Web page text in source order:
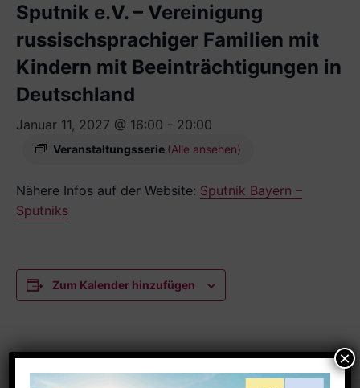
Sputnik e.V. – Vereinigung
russischsprachiger Familien mit
Kindern mit Beeinträchtigungen in
Deutschland
Januar 11, 2027 @ 16:00 - 20:00
Veranstaltungsserie (Alle ansehen)
Nähere Infos auf der Website: Sputnik Bayern –
Sputniks
Zum Kalender hinzufügen
DETAILS
Datum: